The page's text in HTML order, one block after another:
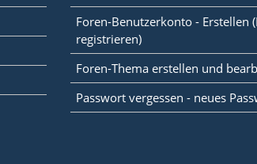
Foren-Benutzerkonto - Erstellen
registrieren)
Foren-Thema erstellen und
Passwort vergessen - neues